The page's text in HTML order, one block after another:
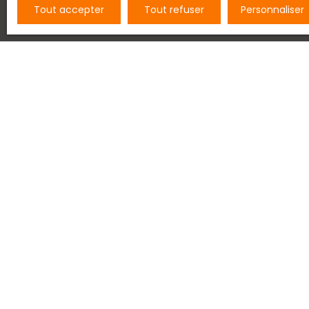
à droite de l'écran pour être automatiquement
correspondant à vos critères de recherche.
Tout accepter Tout refuser Personnaliser